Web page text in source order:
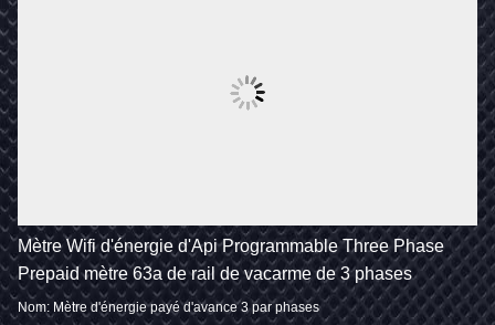
Mètre Wifi d'énergie d'Api Programmable Three Phase
Prepaid mètre 63a de rail de vacarme de 3 phases
Nom: Mètre d'énergie payé d'avance 3 par phases